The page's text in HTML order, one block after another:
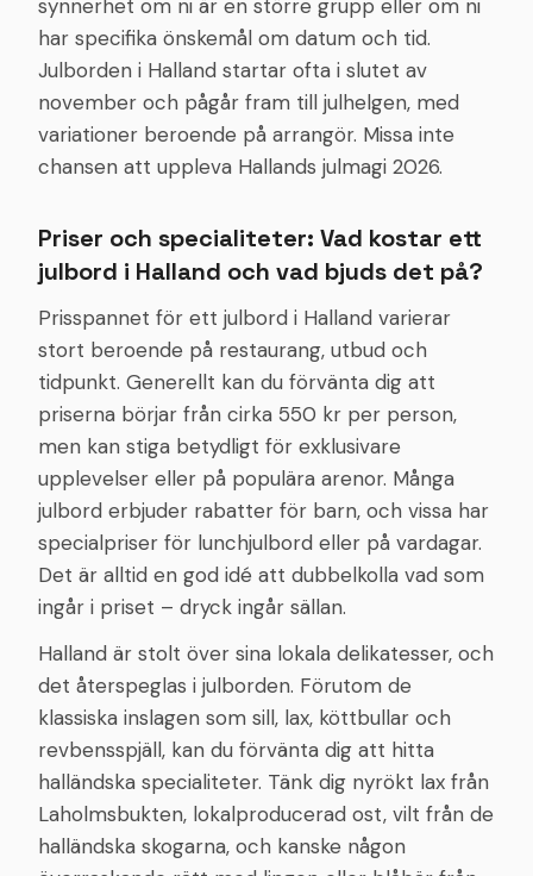
synnerhet om ni är en större grupp eller om ni
har specifika önskemål om datum och tid.
Julborden i Halland startar ofta i slutet av
november och pågår fram till julhelgen, med
variationer beroende på arrangör. Missa inte
chansen att uppleva Hallands julmagi 2026.
Priser och specialiteter: Vad kostar ett
julbord i Halland och vad bjuds det på?
Prisspannet för ett julbord i Halland varierar
stort beroende på restaurang, utbud och
tidpunkt. Generellt kan du förvänta dig att
priserna börjar från cirka 550 kr per person,
men kan stiga betydligt för exklusivare
upplevelser eller på populära arenor. Många
julbord erbjuder rabatter för barn, och vissa har
specialpriser för lunchjulbord eller på vardagar.
Det är alltid en god idé att dubbelkolla vad som
ingår i priset – dryck ingår sällan.
Halland är stolt över sina lokala delikatesser, och
det återspeglas i julborden. Förutom de
klassiska inslagen som sill, lax, köttbullar och
revbensspjäll, kan du förvänta dig att hitta
halländska specialiteter. Tänk dig nyrökt lax från
Laholmsbukten, lokalproducerad ost, vilt från de
halländska skogarna, och kanske någon